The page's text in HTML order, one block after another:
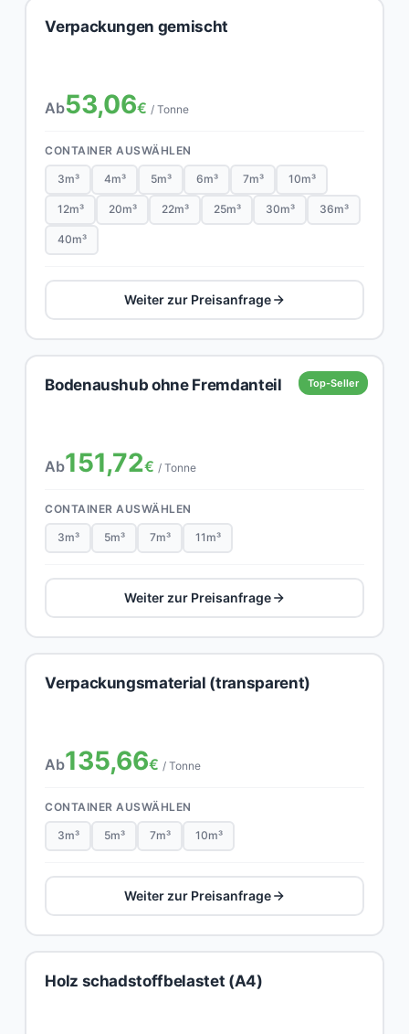
Verpackungen gemischt
Ab53,06€ / Tonne
CONTAINER AUSWÄHLEN
3m³ 4m³ 5m³ 6m³ 7m³ 10m³
12m³ 20m³ 22m³ 25m³ 30m³ 36m³
40m³
Weiter zur Preisanfrage
Top-Seller
Bodenaushub ohne Fremdanteil
Ab151,72€ / Tonne
CONTAINER AUSWÄHLEN
3m³ 5m³ 7m³ 11m³
Weiter zur Preisanfrage
Verpackungsmaterial (transparent)
Ab135,66€ / Tonne
CONTAINER AUSWÄHLEN
3m³ 5m³ 7m³ 10m³
Weiter zur Preisanfrage
Holz schadstoffbelastet (A4)